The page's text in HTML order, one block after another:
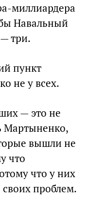
миллиардера
Навальный
три.
пункт
не у всех.
— это не
Мартыненко,
вышли не
что
что у них
своих проблем.